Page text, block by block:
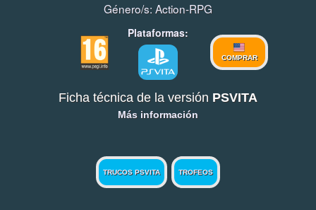
Género/s: Action-RPG
Plataformas:
COMPRAR
Ficha técnica de la versión PSVITA
Más información
TRUCOS PSVITA TROFEOS